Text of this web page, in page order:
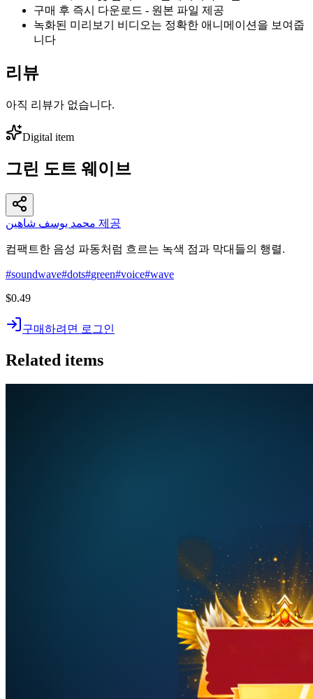
구매 후 즉시 다운로드 - 원본 파일 제공
녹화된 미리보기 비디오는 정확한 애니메이션을 보여줍
니다
리뷰
아직 리뷰가 없습니다.
Digital item
그린 도트 웨이브
محمد يوسف شاهين 제공
컴팩트한 음성 파동처럼 흐르는 녹색 점과 막대들의 행렬.
#soundwave#dots#green#voice#wave
$0.49
구매하려면 로그인
Related items